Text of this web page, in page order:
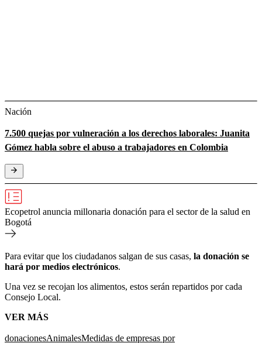
Nación
7.500 quejas por vulneración a los derechos laborales: Juanita
Gómez habla sobre el abuso a trabajadores en Colombia
Ecopetrol anuncia millonaria donación para el sector de la salud en
Bogotá
Para evitar que los ciudadanos salgan de sus casas, la donación se
hará por medios electrónicos.
Una vez se recojan los alimentos, estos serán repartidos por cada
Consejo Local.
VER MÁS
donacionesAnimalesMedidas de empresas por